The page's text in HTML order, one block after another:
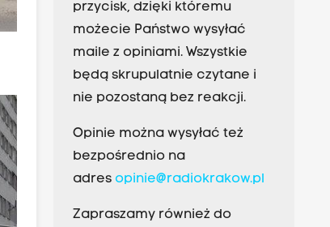
przycisk, dzięki któremu
możecie Państwo wysyłać
maile z opiniami. Wszystkie
będą skrupulatnie czytane i
nie pozostaną bez reakcji.
Opinie można wysyłać też
bezpośrednio na
adres opinie@radiokrakow.pl
Zapraszamy również do